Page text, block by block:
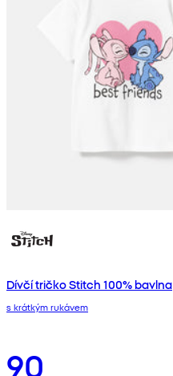
Dívčí tričko Stitch 100% bavlna
s krátkým rukávem
90